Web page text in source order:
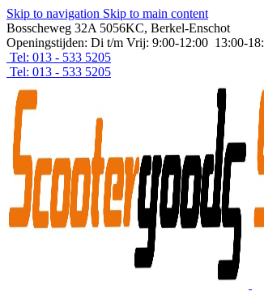
Skip to navigation Skip to main content
Bosscheweg 32A 5056KC, Berkel-Enschot
Openingstijden: Di t/m Vrij: 9:00-12:00 13:00-
Tel: 013 - 533 5205
Tel: 013 - 533 5205